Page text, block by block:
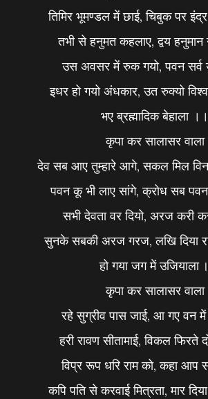
तिमिर भूमण्डल में छाई, चिबुक पर
तभी से हनुमत कहलाए, द्वय हनुमान
उस अवसर में रुक गयो, पवन सर्व
इधर हो गयो अंधकार, उत रुक्यो
भए ब्रह्मादिक बेहाला ।।
कृपा कर सालासर वाला
देव सब आए तुम्हारे आगे, सकल मिल
पवन कू भी लाए सांगे, क्रोध सब पवन
सभी देवता वर दियो, अरज करी
सुनके सबकी अरज गरज, लखि दिया
हो गया जग में उजियाला
कृपा कर सालासर वाला
रहे सुग्रीव पास जाई, आ गए वन में
हरी रावण सीतामाई, विकल फिरते
विप्र रूप धरि राम को, कहा आप
कपि पति से करवाई मित्रता, मार